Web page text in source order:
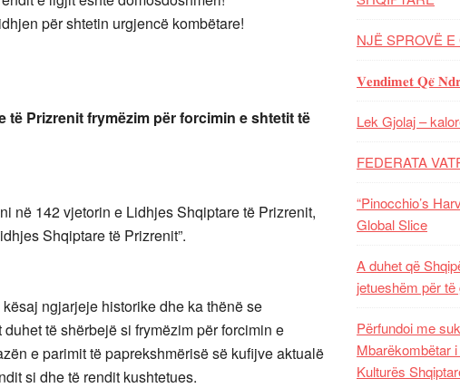
për shtetin urgjencë kombëtare!
Prizrenit frymëzim për forcimin e shtetit të
në 142 vjetorin e Lidhjes Shqiptare të Prizrenit,
Shqiptare të Prizrenit”.
ngjarjeje historike dhe ka thënë se
të shërbejë si frymëzim për forcimin e
e parimit të paprekshmërisë së kufijve aktualë
si dhe të rendit kushtetues.
NJË SPROVË
𝐕𝐞𝐧𝐝𝐢𝐦𝐞𝐭 𝐐𝐞̈
Lek Gjolaj –
FEDERATA
“Pinocchio’s
Global Slice
A duhet që
jetueshëm për
Përfundoi me
Mbarëkombëtar
Kulturës